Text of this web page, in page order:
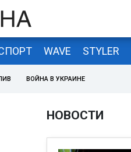
WAVE STYLER
ВОЙНА В УКРАИНЕ
НОВОСТИ